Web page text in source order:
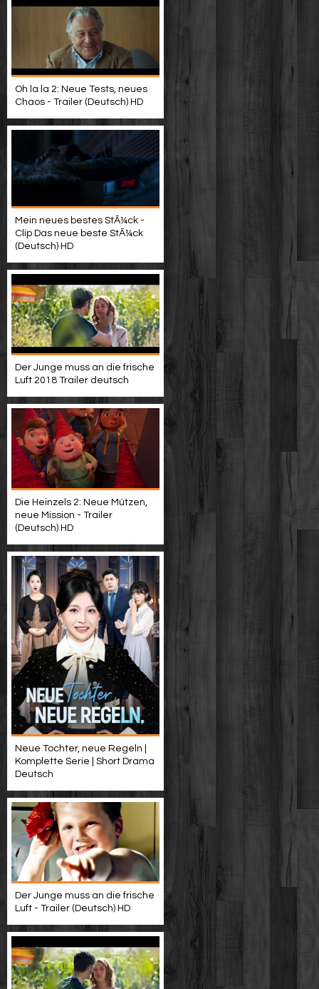
Oh la la 2: Neue Tests, neues
Chaos - Trailer (Deutsch) HD
Mein neues bestes StÃ¼ck -
Clip Das neue beste StÃ¼ck
(Deutsch) HD
Der Junge muss an die frische
Luft 2018 Trailer deutsch
Die Heinzels 2: Neue Mützen,
neue Mission - Trailer
(Deutsch) HD
Neue Tochter, neue Regeln |
Komplette Serie | Short Drama
Deutsch
Der Junge muss an die frische
Luft - Trailer (Deutsch) HD